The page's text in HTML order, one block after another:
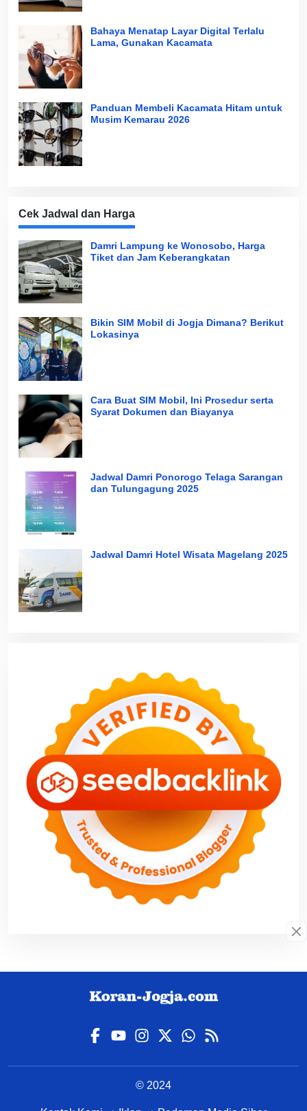
Bahaya Menatap Layar Digital Terlalu
Lama, Gunakan Kacamata
Panduan Membeli Kacamata Hitam untuk
Musim Kemarau 2026
Cek Jadwal dan Harga
Damri Lampung ke Wonosobo, Harga
Tiket dan Jam Keberangkatan
Bikin SIM Mobil di Jogja Dimana? Berikut
Lokasinya
Cara Buat SIM Mobil, Ini Prosedur serta
Syarat Dokumen dan Biayanya
Jadwal Damri Ponorogo Telaga Sarangan
dan Tulungagung 2025
Jadwal Damri Hotel Wisata Magelang 2025
© 2024